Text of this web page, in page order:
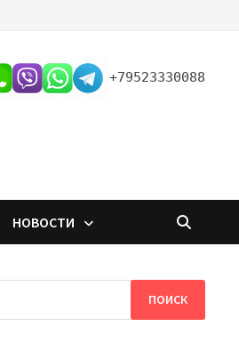
+79523330088
НОВОСТИ